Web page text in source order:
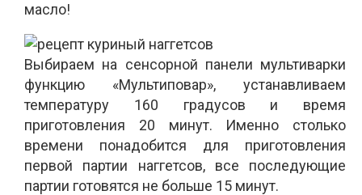
масло!
Выбираем на сенсорной панели мультиварки
функцию «Мультиповар», устанавливаем
температуру 160 градусов и время
приготовления 20 минут. Именно столько
времени понадобится для приготовления
первой партии наггетсов, все последующие
партии готовятся не больше 15 минут.